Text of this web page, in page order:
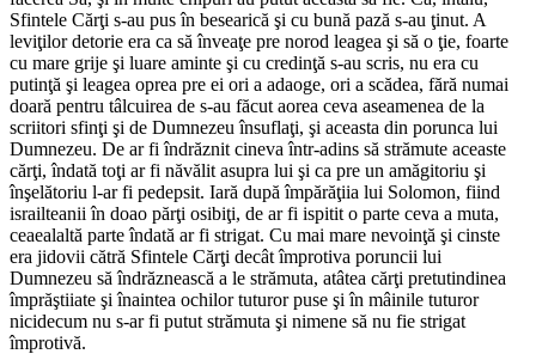
Sfintele Cărţi s-au pus în besearică şi cu bună pază s-au ţinut. A
leviţilor detorie era ca să înveaţe pre norod leagea şi să o ţie, foarte
cu mare grije şi luare aminte şi cu credinţă s-au scris, nu era cu
putinţă şi leagea oprea pre ei ori a adaoge, ori a scădea, fără numai
doară pentru tâlcuirea de s-au făcut aorea ceva aseamenea de la
scriitori sfinţi şi de Dumnezeu însuflaţi, şi aceasta din porunca lui
Dumnezeu. De ar fi îndrăznit cineva într-adins să strămute aceaste
cărţi, îndată toţi ar fi năvălit asupra lui şi ca pre un amăgitoriu şi
înşelătoriu l-ar fi pedepsit. Iară după împărăţiia lui Solomon, fiind
israilteanii în doao părţi osibiţi, de ar fi ispitit o parte ceva a muta,
ceaealaltă parte îndată ar fi strigat. Cu mai mare nevoinţă şi cinste
era jidovii cătră Sfintele Cărţi decât împrotiva poruncii lui
Dumnezeu să îndrăznească a le strămuta, atâtea cărţi pretutindinea
împrăştiiate şi înaintea ochilor tuturor puse şi în mâinile tuturor
nicidecum nu s-ar fi putut strămuta şi nimene să nu fie strigat
împrotivă.